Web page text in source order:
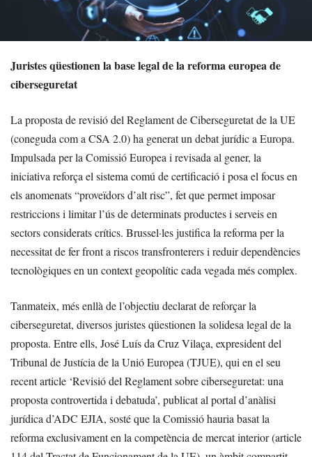
Juristes qüestionen la base legal de la reforma europea de
ciberseguretat
La proposta de revisió del Reglament de Ciberseguretat de la UE
(coneguda com a CSA 2.0) ha generat un debat jurídic a Europa.
Impulsada per la Comissió Europea i revisada al gener, la
iniciativa reforça el sistema comú de certificació i posa el focus en
els anomenats “proveïdors d’alt risc”, fet que permet imposar
restriccions i limitar l’ús de determinats productes i serveis en
sectors considerats crítics. Brussel·les justifica la reforma per la
necessitat de fer front a riscos transfronterers i reduir dependències
tecnològiques en un context geopolític cada vegada més complex.
Tanmateix, més enllà de l’objectiu declarat de reforçar la
ciberseguretat, diversos juristes qüestionen la solidesa legal de la
proposta. Entre ells, José Luís da Cruz Vilaça, expresident del
Tribunal de Justícia de la Unió Europea (TJUE), qui en el seu
recent article ‘Revisió del Reglament sobre ciberseguretat: una
proposta controvertida i debatuda’, publicat al portal d’anàlisi
jurídica d’ADC EJIA, sosté que la Comissió hauria basat la
reforma exclusivament en la competència de mercat interior (article